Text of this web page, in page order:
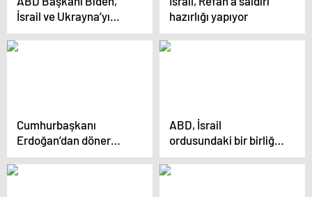
İsrail ve Ukrayna’yı
kapsayan 95 milyar
dolarlık yardım
hazırlığı yapıyor
Cumhurbaşkanı
Erdoğan’dan döner
sorusuna esprili yanıt!
Kendisi de kahkaha
ABD, İsrail
ordusundaki bir birliğe
yardımı kesmeyi
düşünüyor